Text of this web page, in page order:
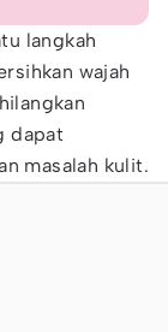
langkah
wajah
dapat
masalah kulit.